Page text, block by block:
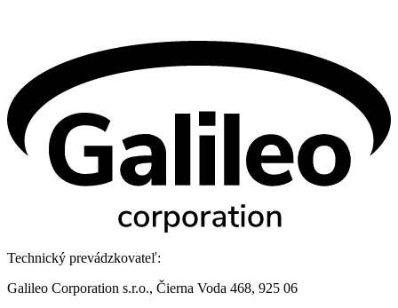
Technický prevádzkovateľ:
Galileo Corporation s.r.o., Čierna Voda 468, 925 06